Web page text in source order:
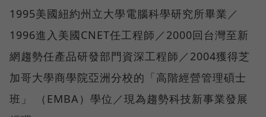
1995美國紐約州立大學電腦科學研究所畢業／
1996進入美國CNET任工程師／2000回台灣至新
網趨勢任產品研發部門資深工程師／2004獲得芝
加哥大學商學院亞洲分校的「高階經營管理碩士
班」 （EMBA）學位／現為趨勢科技新事業發展